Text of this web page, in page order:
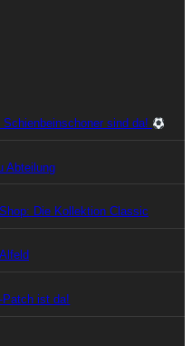
sind da!
Abteilung
Die Kollektion Classic
Patch ist da!